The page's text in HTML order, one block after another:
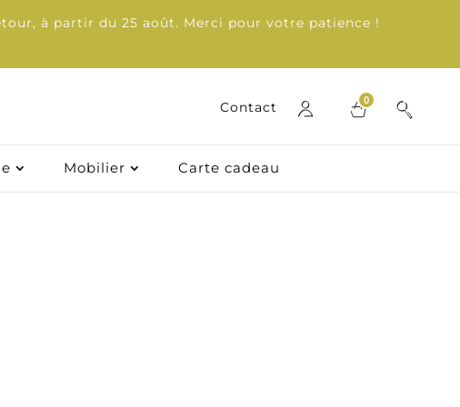
à partir du 25 août. Merci pour votre patience !
Contact 0
Mobilier Carte cadeau
Contact 0
Mobilier Carte cadeau